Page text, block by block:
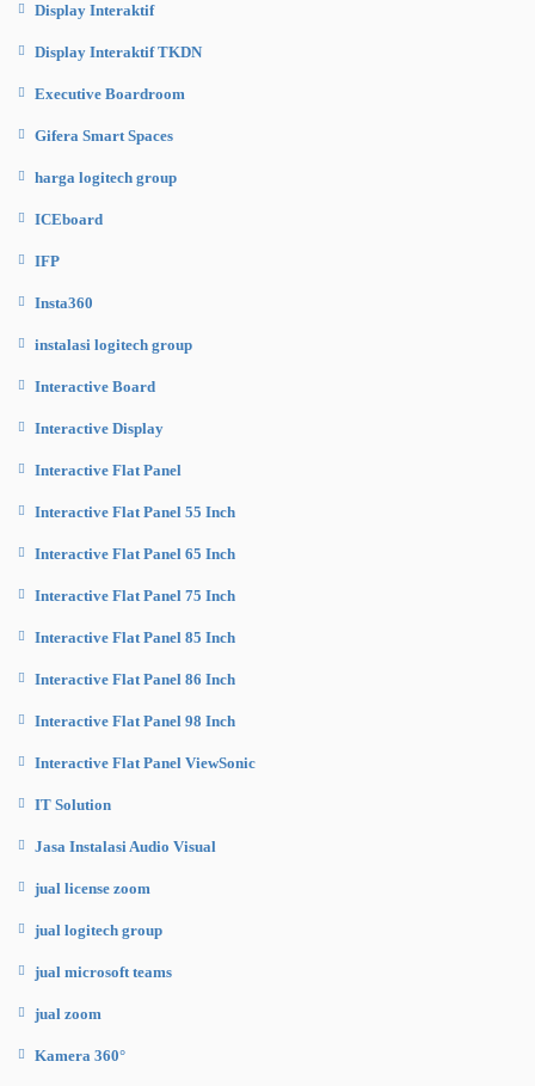
Display Interaktif
Display Interaktif TKDN
Executive Boardroom
Gifera Smart Spaces
harga logitech group
ICEboard
IFP
Insta360
instalasi logitech group
Interactive Board
Interactive Display
Interactive Flat Panel
Interactive Flat Panel 55 Inch
Interactive Flat Panel 65 Inch
Interactive Flat Panel 75 Inch
Interactive Flat Panel 85 Inch
Interactive Flat Panel 86 Inch
Interactive Flat Panel 98 Inch
Interactive Flat Panel ViewSonic
IT Solution
Jasa Instalasi Audio Visual
jual license zoom
jual logitech group
jual microsoft teams
jual zoom
Kamera 360°